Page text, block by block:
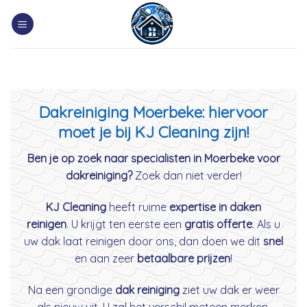
Dakreiniging Moerbeke: hiervoor
moet je bij KJ Cleaning zijn!
Ben je op zoek naar specialisten in Moerbeke voor
dakreiniging?Zoek dan niet verder!
KJ Cleaning heeft ruime expertise in daken
reinigen. U krijgt ten eerste een gratis offerte. Als u
uw dak laat reinigen door ons, dan doen we dit snel
en aan zeer betaalbare prijzen!
Na een grondige dak reinigingziet uw dak er weer